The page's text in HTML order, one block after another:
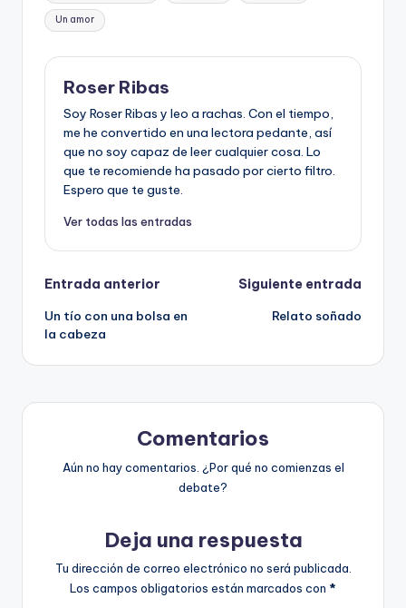
Un amor
Roser Ribas
Soy Roser Ribas y leo a rachas. Con el tiempo,
me he convertido en una lectora pedante, así
que no soy capaz de leer cualquier cosa. Lo
que te recomiende ha pasado por cierto filtro.
Espero que te guste.
Ver todas las entradas
Navegación
de
entradas
Entrada anterior
Un tío con una bolsa en
la cabeza
Siguiente entrada
Relato soñado
Comentarios
Aún no hay comentarios. ¿Por qué no comienzas el
debate?
Deja una respuesta
Tu dirección de correo electrónico no será publicada.
Los campos obligatorios están marcados con *